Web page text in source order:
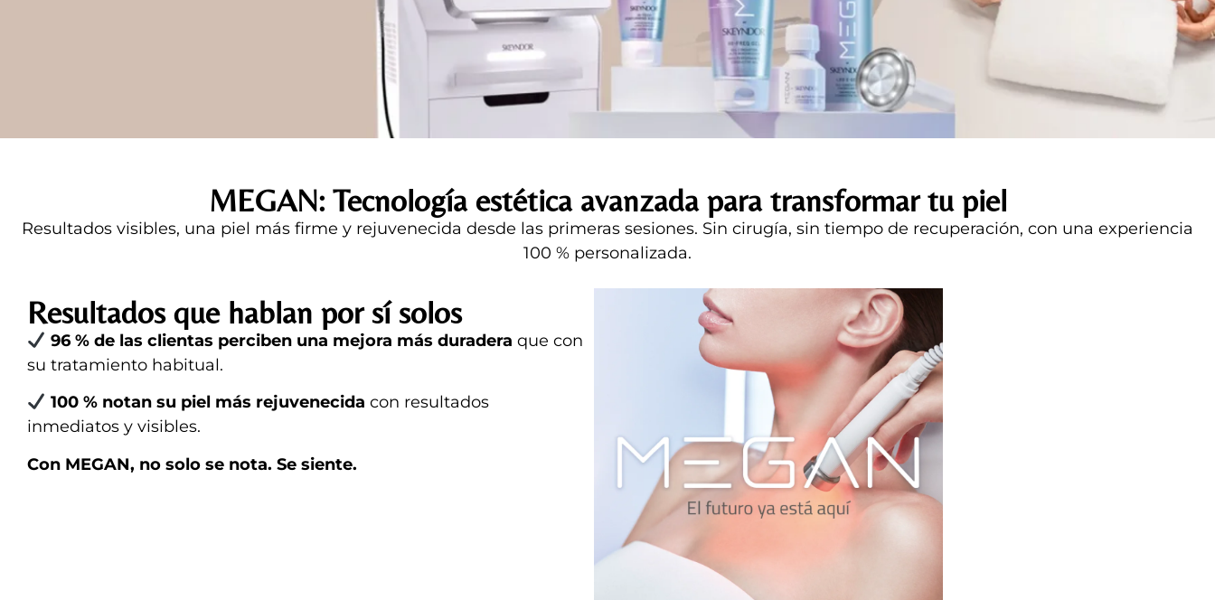
MEGAN: Tecnología estética avanzada para transformar tu piel
Resultados visibles, una piel más firme y rejuvenecida desde las primeras sesiones. Sin cirugía, sin tiempo de recuperación, con una experiencia
100 % personalizada.
Resultados que hablan por sí solos
96 % de las clientas perciben una mejora más duradera que con
su tratamiento habitual.
100 % notan su piel más rejuvenecida con resultados
inmediatos y visibles.
Con MEGAN, no solo se nota. Se siente.